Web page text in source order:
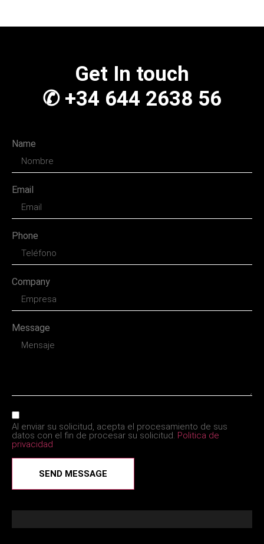
Get In touch
✆ +34 644 2638 56
Name
Email
Phone
Company
Message
Al enviar su solicitud, acepta el procesamiento de sus
datos con el fin de procesar su solicitud. Politica de
privacidad
SEND MESSAGE